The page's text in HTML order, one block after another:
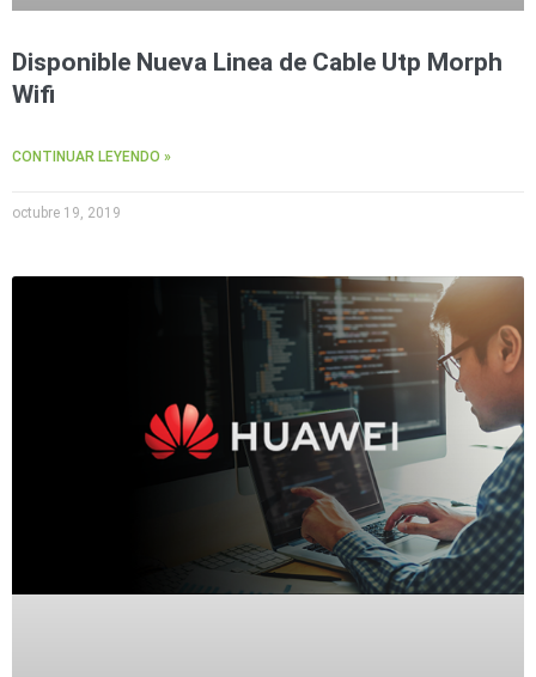
Disponible Nueva Linea de Cable Utp Morph
Wifi
CONTINUAR LEYENDO »
octubre 19, 2019